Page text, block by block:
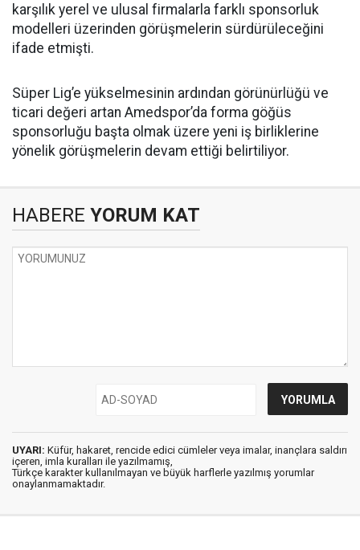
karşılık yerel ve ulusal firmalarla farklı sponsorluk
modelleri üzerinden görüşmelerin sürdürüleceğini
ifade etmişti.
Süper Lig’e yükselmesinin ardından görünürlüğü ve
ticari değeri artan Amedspor’da forma göğüs
sponsorluğu başta olmak üzere yeni iş birliklerine
yönelik görüşmelerin devam ettiği belirtiliyor.
HABERE YORUM KAT
UYARI: Küfür, hakaret, rencide edici cümleler veya imalar, inançlara saldırı
içeren, imla kuralları ile yazılmamış,
Türkçe karakter kullanılmayan ve büyük harflerle yazılmış yorumlar
onaylanmamaktadır.